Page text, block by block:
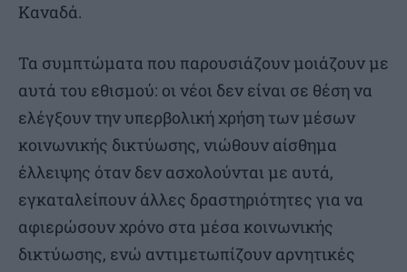
Καναδά.
Τα συμπτώματα που παρουσιάζουν μοιάζουν με
αυτά του εθισμού: οι νέοι δεν είναι σε θέση να
ελέγξουν την υπερβολική χρήση των μέσων
κοινωνικής δικτύωσης, νιώθουν αίσθημα
έλλειψης όταν δεν ασχολούνται με αυτά,
εγκαταλείπουν άλλες δραστηριότητες για να
αφιερώσουν χρόνο στα μέσα κοινωνικής
δικτύωσης, ενώ αντιμετωπίζουν αρνητικές